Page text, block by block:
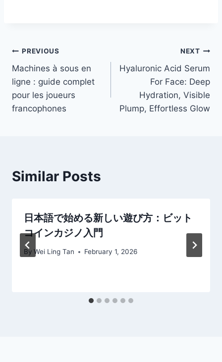
Post
navigation
PREVIOUS
Machines à sous en
ligne : guide complet
pour les joueurs
francophones
NEXT
Hyaluronic Acid Serum
For Face: Deep
Hydration, Visible
Plump, Effortless Glow
Similar Posts
日本語で始める新しい遊び方：ビット
コインカジノ入門
By Wei Ling Tan February 1, 2026